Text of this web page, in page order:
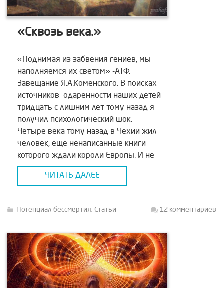
«Сквозь века.»
«Поднимая из забвения гениев, мы
наполняемся их светом» -АТФ.
Завещание Я.А.Коменского. В поисках
источников одаренности наших детей
тридцать с лишним лет тому назад я
получил психологический шок.
Четыре века тому назад в Чехии жил
человек, еще ненаписанные книги
которого ждали короли Европы. И не
просто ждали. Все, что выходило из-
под его пера, буквально через шесть-
ЧИТАТЬ ДАЛЕЕ
Потенциал бессмертия, Статьи 12 комментариев